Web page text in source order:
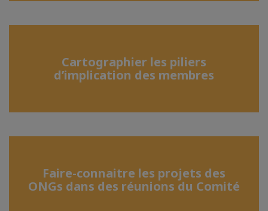
Cartographier les piliers
d’implication des membres
Faire-connaitre les projets des
ONGs dans des réunions du Comité